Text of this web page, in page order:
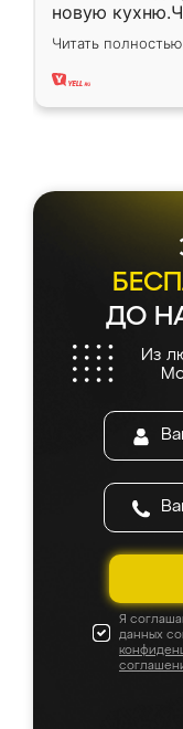
новую
вполне
два года,
Читать полностью
ДО
Из
Я
данных